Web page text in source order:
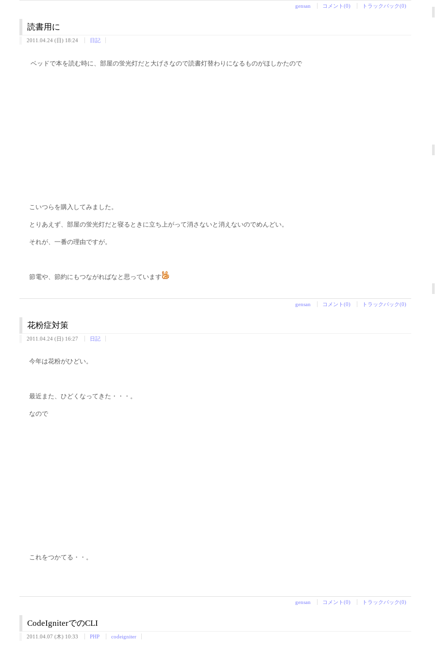
gensan コメント(0) トラックバック(0)
読書用に
2011.04.24 (日) 18:24 日記
ベッドで本を読む時に、部屋の蛍光灯だと大げさなので読書灯替わりになるものがほしかたので
こいつらを購入してみました。
とりあえず、部屋の蛍光灯だと寝るときに立ち上がって消さないと消えないのでめんどい。
それが、一番の理由ですが。
節電や、節約にもつながればなと思っています
gensan コメント(0) トラックバック(0)
花粉症対策
2011.04.24 (日) 16:27 日記
今年は花粉がひどい。
最近また、ひどくなってきた・・・。
なので
これをつかてる・・。
gensan コメント(0) トラックバック(0)
CodeIgniterでのCLI
2011.04.07 (木) 10:33 PHP codeigniter